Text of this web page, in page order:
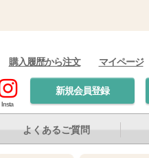
購入履歴から注文 マイページ
Insta
新規会員登録
よくあるご質問